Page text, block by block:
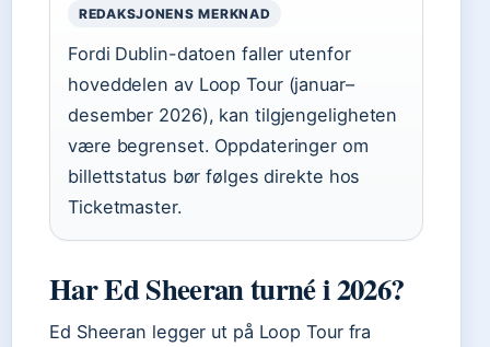
REDAKSJONENS MERKNAD
Fordi Dublin-datoen faller utenfor
hoveddelen av Loop Tour (januar–
desember 2026), kan tilgjengeligheten
være begrenset. Oppdateringer om
billettstatus bør følges direkte hos
Ticketmaster.
Har Ed Sheeran turné i 2026?
Ed Sheeran legger ut på Loop Tour fra